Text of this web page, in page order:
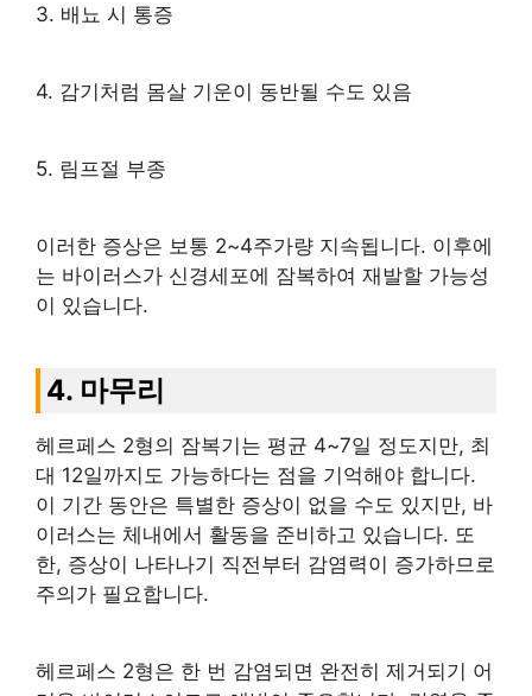
3. 배뇨 시 통증
4. 감기처럼 몸살 기운이 동반될 수도 있음
5. 림프절 부종
이러한 증상은 보통 2~4주가량 지속됩니다. 이후에
는 바이러스가 신경세포에 잠복하여 재발할 가능성
이 있습니다.
4. 마무리
헤르페스 2형의 잠복기는 평균 4~7일 정도지만, 최
대 12일까지도 가능하다는 점을 기억해야 합니다.
이 기간 동안은 특별한 증상이 없을 수도 있지만, 바
이러스는 체내에서 활동을 준비하고 있습니다. 또
한, 증상이 나타나기 직전부터 감염력이 증가하므로
주의가 필요합니다.
헤르페스 2형은 한 번 감염되면 완전히 제거되기 어